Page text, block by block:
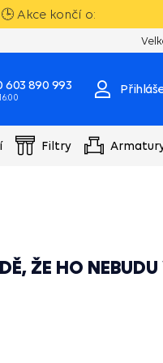
Akce končí o:
603 890 993
Filtry
ŽE HO NEBUDU